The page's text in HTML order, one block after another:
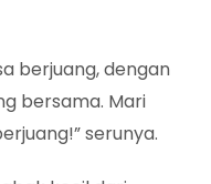
berjuang, dengan
bersama. Mari
serunya.